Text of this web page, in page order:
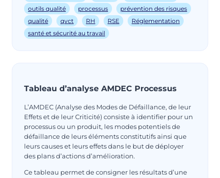
outils qualité processus
prévention des risques
qualité
qvct RH RSE
Réglementation
santé et sécurité au travail
Tableau d’analyse AMDEC Processus
L’AMDEC (Analyse des Modes de Défaillance, de leur
Effets et de leur Criticité) consiste à identifier pour un
processus ou un produit, les modes potentiels de
défaillance de leurs éléments constitutifs ainsi que
leurs causes et leurs effets dans le but de déployer
des plans d’actions d’amélioration.
Ce tableau permet de consigner les résultats d’une